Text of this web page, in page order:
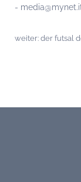
-
weiter:der futsal